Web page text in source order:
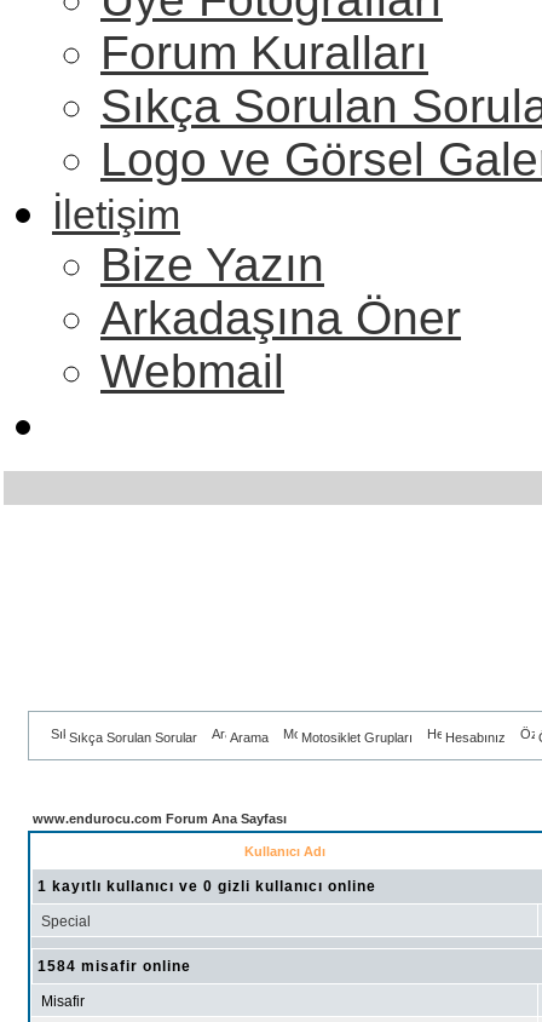
Forum Kuralları
Sıkça Sorulan
Logo ve Görsel
İletişim
Bize Yazın
Arkadaşına Öner
Webmail
Sıkça Sorulan Sorular Arama Motosiklet Grupları Hesabınız
www.endurocu.com Forum Ana Sayfası
Kullanıcı Adı
1 kayıtlı kullanıcı ve 0 gizli kullanıcı online
Special
1584 misafir online
Misafir